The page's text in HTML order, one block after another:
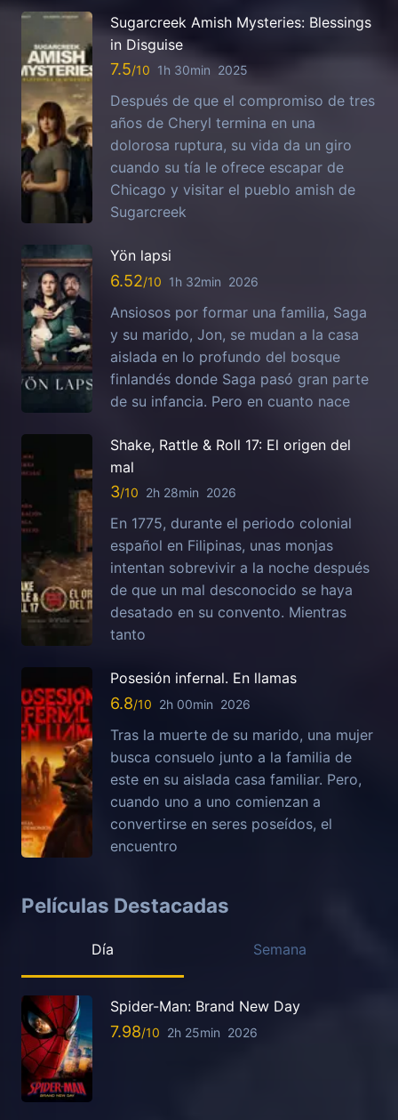
Sugarcreek Amish Mysteries: Blessings
in Disguise
7.5 1h 30min 2025
Después de que el compromiso de tres
años de Cheryl termina en una
dolorosa ruptura, su vida da un giro
cuando su tía le ofrece escapar de
Chicago y visitar el pueblo amish de
Sugarcreek
Yön lapsi
6.52 1h 32min 2026
Ansiosos por formar una familia, Saga
y su marido, Jon, se mudan a la casa
aislada en lo profundo del bosque
finlandés donde Saga pasó gran parte
de su infancia. Pero en cuanto nace
Shake, Rattle & Roll 17: El origen del
mal
3 2h 28min 2026
En 1775, durante el periodo colonial
español en Filipinas, unas monjas
intentan sobrevivir a la noche después
de que un mal desconocido se haya
desatado en su convento. Mientras
tanto
Posesión infernal. En llamas
6.8 2h 00min 2026
Tras la muerte de su marido, una mujer
busca consuelo junto a la familia de
este en su aislada casa familiar. Pero,
cuando uno a uno comienzan a
convertirse en seres poseídos, el
encuentro
Películas Destacadas
Día Semana
Spider-Man: Brand New Day
7.98 2h 25min 2026